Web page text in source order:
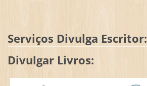
Serviços Divulga Escritor:
Divulgar Livros: